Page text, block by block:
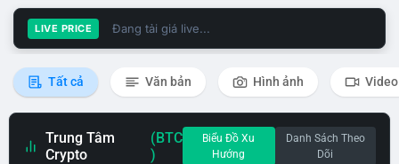
LIVE PRICE Đang tải giá live...
Tất cả Văn bản Hình ảnh Video
Trung Tâm
Crypto
(BTC
)
Biểu Đồ Xu
Hướng
Danh Sách Theo
Dõi